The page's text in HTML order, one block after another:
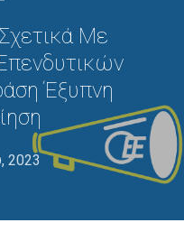
Με
Έξυπνη
2023